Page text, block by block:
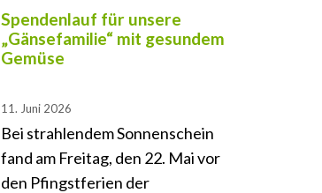
Spendenlauf für unsere
„Gänsefamilie“ mit gesundem
Gemüse
11. Juni 2026
Bei strahlendem Sonnenschein
fand am Freitag, den 22. Mai vor
den Pfingstferien der